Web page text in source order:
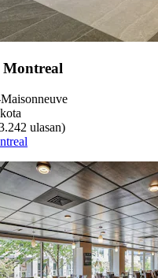
Montreal
ulasan)